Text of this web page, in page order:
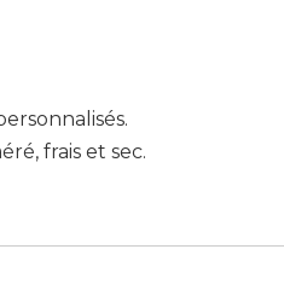
frais et sec.